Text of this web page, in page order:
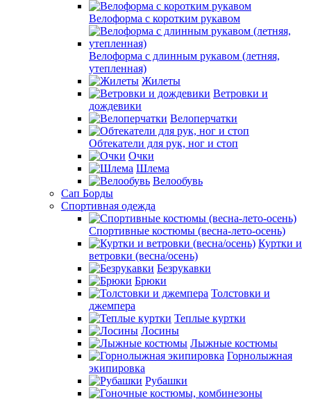
Велоформа с коротким рукавом
Велоформа с длинным рукавом (летняя,
утепленная)
Жилеты
Ветровки и
дождевики
Велоперчатки
Обтекатели для рук, ног и стоп
Очки
Шлема
Велообувь
Сап Борды
Спортивная одежда
Спортивные костюмы (весна-лето-осень)
Куртки и
ветровки (весна/осень)
Безрукавки
Брюки
Толстовки и
джемпера
Теплые куртки
Лосины
Лыжные костюмы
Горнолыжная
экипировка
Рубашки